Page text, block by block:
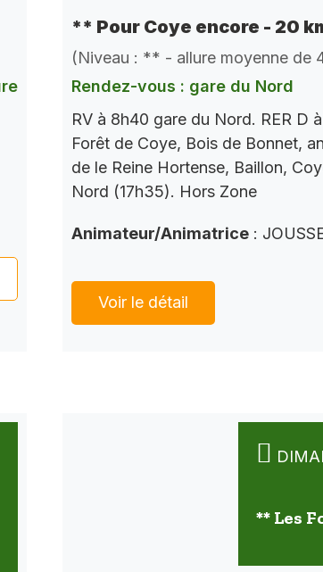
** Pour Coye encore - 20
(Niveau : ** - allure moyenne de
Rendez-vous : gare du Nord
RV à 8h40 gare du Nord. RER D
Forêt de Coye, Bois de Bonnet,
de le Reine Hortense, Baillon,
Nord (17h35). Hors Zone
Animateur/Animatrice :
Voir le détail
** Les